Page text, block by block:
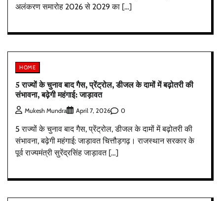
अलंकरण समारोह 2026 से 2029 का […]
HOME
5 राज्यों के चुनाव बाद गैस, प्रेंट्रोल, डीजल के दामों में बढ़ोतरी की
संभावना, बढ़ेगी महंगाई: जाड़ावत
Mukesh Mundra April 7, 2026 0
5 राज्यों के चुनाव बाद गैस, प्रेंट्रोल, डीजल के दामों में बढ़ोतरी की
संभावना, बढ़ेगी महंगाई: जाड़ावत चित्तौड़गढ़। राजस्थान सरकार के
पूर्व राज्यमंत्री सुरेंद्रसिंह जाड़ावत […]